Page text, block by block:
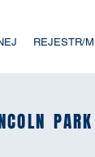
REJESTR/
PARK
PARK